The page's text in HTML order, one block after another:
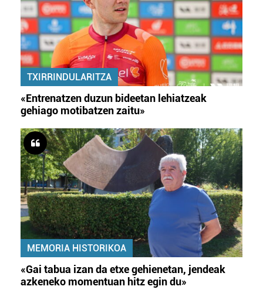
TXIRRINDULARITZA
«Entrenatzen duzun bideetan lehiatzeak
gehiago motibatzen zaitu»
MEMORIA HISTORIKOA
«Gai tabua izan da etxe gehienetan, jendeak
azkeneko momentuan hitz egin du»